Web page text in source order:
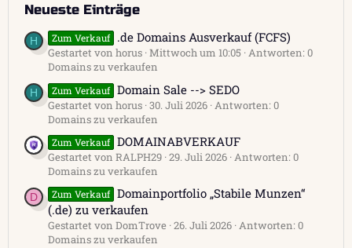
Neueste Einträge
H Zum Verkauf .de Domains Ausverkauf (FCFS)
Gestartet von horus Mittwoch um 10:05 Antworten: 0
Domains zu verkaufen
H Zum Verkauf Domain Sale --> SEDO
Gestartet von horus 30. Juli 2026 Antworten: 0
Domains zu verkaufen
Zum Verkauf DOMAINABVERKAUF
Gestartet von RALPH29 29. Juli 2026 Antworten: 0
Domains zu verkaufen
D Zum Verkauf Domainportfolio „Stabile Munzen“
(.de) zu verkaufen
Gestartet von DomTrove 26. Juli 2026 Antworten: 0
Domains zu verkaufen